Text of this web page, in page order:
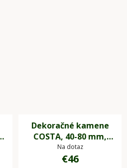
Dekoračné kamene
COSTA, 40-80 mm,
plast, sivá
Na dotaz
€46